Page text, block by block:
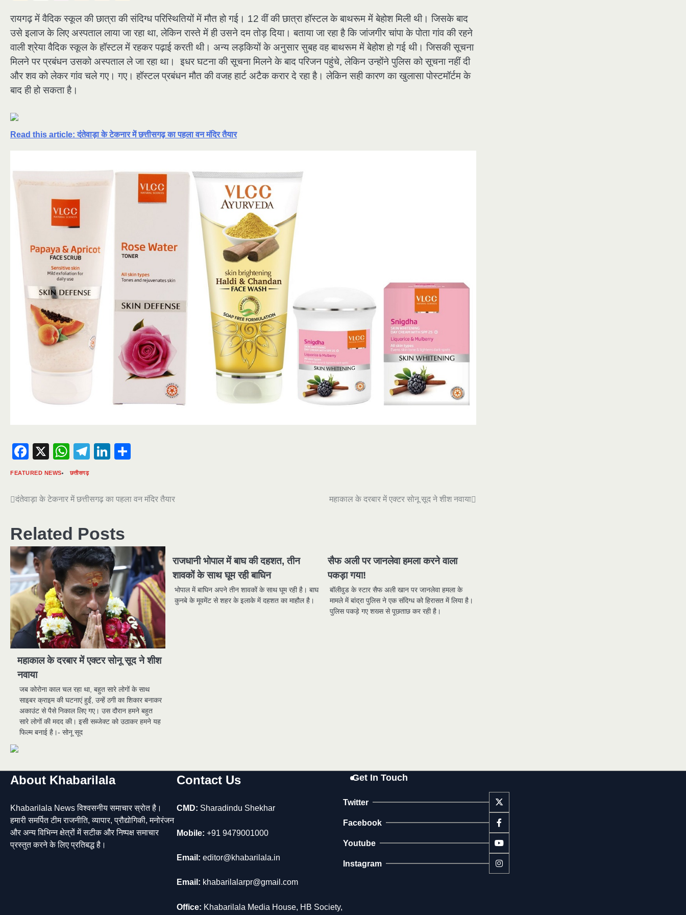
रायगढ़ में वैदिक स्कूल की छात्रा की संदिग्ध परिस्थितियों में मौत हो गई। 12 वीं की छात्रा हॉस्टल के बाथरूम में बेहोश मिली थी। जिसके बाद
उसे इलाज के लिए अस्पताल लाया जा रहा था, लेकिन रास्ते में ही उसने दम तोड़ दिया। बताया जा रहा है कि जांजगीर चांपा के पोता गांव की रहने
वाली श्रेया वैदिक स्कूल के हॉस्टल में रहकर पढ़ाई करती थी। अन्य लड़कियों के अनुसार सुबह वह बाथरूम में बेहोश हो गई थी। जिसकी सूचना
मिलने पर प्रबंधन उसको अस्पताल ले जा रहा था। इधर घटना की सूचना मिलने के बाद परिजन पहुंचे, लेकिन उन्होंने पुलिस को सूचना नहीं दी
और शव को लेकर गांव चले गए। गए। हॉस्टल प्रबंधन मौत की वजह हार्ट अटैक करार दे रहा है। लेकिन सही कारण का खुलासा पोस्टमॉर्टम के
बाद ही हो सकता है।
Read this article: दंतेवाड़ा के टेकनार में छत्तीसगढ़ का पहला वन मंदिर तैयार
Facebook
X WhatsApp
Telegram
LinkedIn
FEATURED NEWS छत्तीसगढ़
Post
दंतेवाड़ा के टेकनार में छत्तीसगढ़ का पहला वन मंदिर तैयार महाकाल के दरबार में एक्टर सोनू सूद ने शीश नवाया
Related Posts
महाकाल के दरबार में एक्टर सोनू सूद ने शीश
नवाया
जब कोरोना काल चल रहा था, बहुत सारे लोगों के साथ
साइबर क्राइम की घटनाएं हुईं, उन्हें ठगी का शिकार बनाकर
अकाउंट से पैसे निकाल लिए गए। उस दौरान हमने बहुत
सारे लोगों की मदद की। इसी सब्जेक्ट को उठाकर हमने यह
फिल्म बनाई है।- सोनू सूद
राजधानी भोपाल में बाघ की दहशत, तीन
शावकों के साथ घूम रही बाघिन
भोपाल में बाघिन अपने तीन शावकों के साथ घूम रही है। बाघ
कुनबे के मूवमेंट से शहर के इलाके में दहशत का माहौल है।
सैफ अली पर जानलेवा हमला करने वाला
पकड़ा गया!
बॉलीवुड के स्टार सैफ अली खान पर जानलेवा हमला के
मामले में बांद्रा पुलिस ने एक संदिग्ध को हिरासत में लिया है।
पुलिस पकड़े गए शख्स से पूछताछ कर रही है।
About Khabarilala
Khabarilala News विश्वसनीय समाचार स्रोत है।
हमारी समर्पित टीम राजनीति, व्यापार, प्रौद्योगिकी, मनोरंजन
और अन्य विभिन्न क्षेत्रों में सटीक और निष्पक्ष समाचार
प्रस्तुत करने के लिए प्रतिबद्ध है।
Contact Us
CMD: Sharadindu Shekhar
Mobile: +91 9479001000
Email: editor@khabarilala.in
Email: khabarilalarpr@gmail.com
Office: Khabarilala Media House, HB Society,
Get In Touch
Twitter
Facebook
Youtube
Instagram